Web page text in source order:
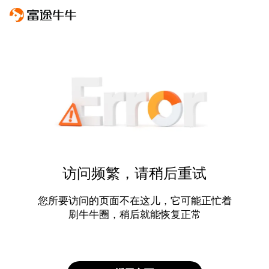
访问频繁，请稍后重试
您所要访问的页面不在这儿，它可能正忙着
刷牛牛圈，稍后就能恢复正常